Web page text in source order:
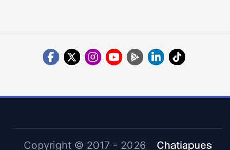
Copyright © 2017 - 2026 Chatiapues